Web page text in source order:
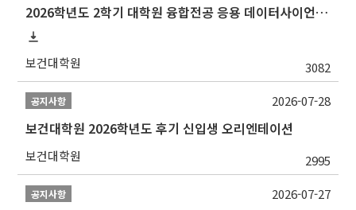
2026학년도 2학기 대학원 융합전공 응용 데이터사이언스 선발 계획 알림
보건대학원 3082
공지사항
보건대학원 2026학년도 후기 신입생 오리엔테이션
보건대학원 2995
2026-07-28
공지사항 2026-07-27